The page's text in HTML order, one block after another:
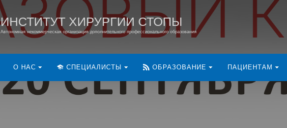
ИНСТИТУТ ХИРУРГИИ СТОПЫ
Автономная некоммерческая организация дополнительного профессионального образования
О НАС СПЕЦИАЛИСТЫ ОБРАЗОВАНИЕ ПАЦИЕНТАМ